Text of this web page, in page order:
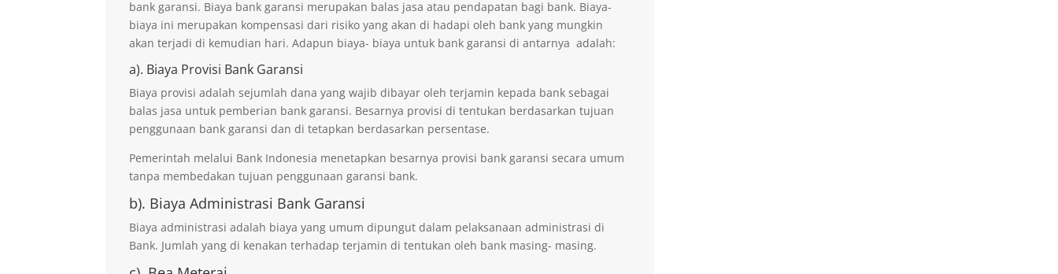
bank garansi. Biaya bank garansi merupakan balas jasa atau pendapatan bagi bank. Biaya-
biaya ini merupakan kompensasi dari risiko yang akan di hadapi oleh bank yang mungkin
akan terjadi di kemudian hari. Adapun biaya- biaya untuk bank garansi di antarnya adalah:
a). Biaya Provisi Bank Garansi
Biaya provisi adalah sejumlah dana yang wajib dibayar oleh terjamin kepada bank sebagai
balas jasa untuk pemberian bank garansi. Besarnya provisi di tentukan berdasarkan tujuan
penggunaan bank garansi dan di tetapkan berdasarkan persentase.
Pemerintah melalui Bank Indonesia menetapkan besarnya provisi bank garansi secara umum
tanpa membedakan tujuan penggunaan garansi bank.
b). Biaya Administrasi Bank Garansi
Biaya administrasi adalah biaya yang umum dipungut dalam pelaksanaan administrasi di
Bank. Jumlah yang di kenakan terhadap terjamin di tentukan oleh bank masing- masing.